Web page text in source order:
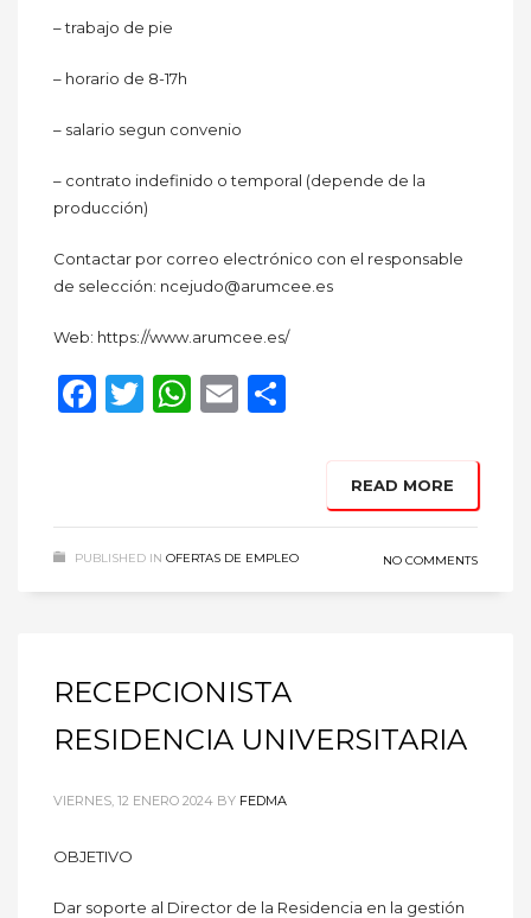
– trabajo de pie
– horario de 8-17h
– salario segun convenio
– contrato indefinido o temporal (depende de la
producción)
Contactar por correo electrónico con el responsable
de selección: ncejudo@arumcee.es
Web: https://www.arumcee.es/
Facebook
Twitter
WhatsApp
Email
READ MORE
PUBLISHED IN OFERTAS DE EMPLEO NO COMMENTS
RECEPCIONISTA
RESIDENCIA UNIVERSITARIA
VIERNES, 12 ENERO 2024 BY FEDMA
OBJETIVO
Dar soporte al Director de la Residencia en la gestión